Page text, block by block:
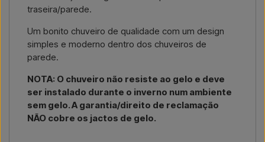
traseira/parede.
Um bonito chuveiro de qualidade com um design
simples e moderno dentro dos chuveiros de
parede.
NOTA: O chuveiro não resiste ao gelo e deve
ser instalado durante o inverno num ambiente
sem gelo. A garantia/direito de reclamação
NÃO cobre os jactos de gelo.